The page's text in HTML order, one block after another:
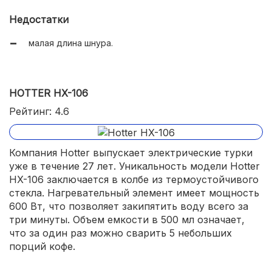
Недостатки
малая длина шнура.
HOTTER HX-106
Рейтинг: 4.6
Компания Hotter выпускает электрические турки
уже в течение 27 лет. Уникальность модели Hotter
HX-106 заключается в колбе из термоустойчивого
стекла. Нагревательный элемент имеет мощность
600 Вт, что позволяет закипятить воду всего за
три минуты. Объем емкости в 500 мл означает,
что за один раз можно сварить 5 небольших
порций кофе.